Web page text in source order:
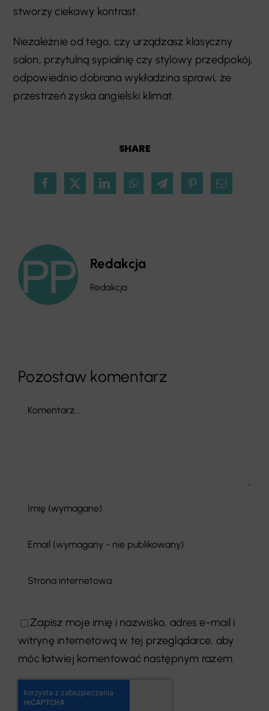
SHARE
stworzy ciekawy kontrast.
Niezależnie od tego, czy urządzasz klasyczny
salon, przytulną sypialnię czy stylowy przedpokój,
odpowiednio dobrana wykładzina sprawi, że
przestrzeń zyska angielski klimat.
Redakcja
Redakcja
Pozostaw komentarz
Comment
Zapisz moje imię i nazwisko, adres e-mail i
witrynę internetową w tej przeglądarce, aby
móc łatwiej komentować następnym razem.